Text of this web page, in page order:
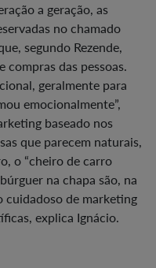
a geração, as
no chamado
segundo Rezende,
compras das pessoas.
geralmente para
emocionalmente”,
baseado nos
que parecem naturais,
o “cheiro de carro
na chapa são, na
cuidadoso de marketing
explica Ignácio.